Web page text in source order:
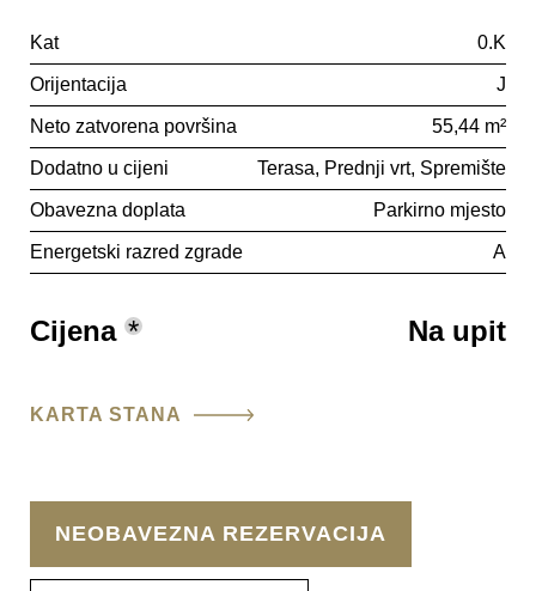
Kat 0.K
Orijentacija J
Neto zatvorena površina 55,44 m²
Dodatno u cijeni Terasa Prednji vrt Spremište
Obavezna doplata Parkirno mjesto
Energetski razred zgrade A
Cijena * Na upit
KARTA STANA
NEOBAVEZNA REZERVACIJA